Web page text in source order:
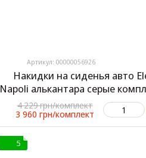
Артикул: 00000056926
Накидки на сиденья авто
Napoli алькантара серые
113)
4 229 грн/комплект
3 960 грн/комплект
5